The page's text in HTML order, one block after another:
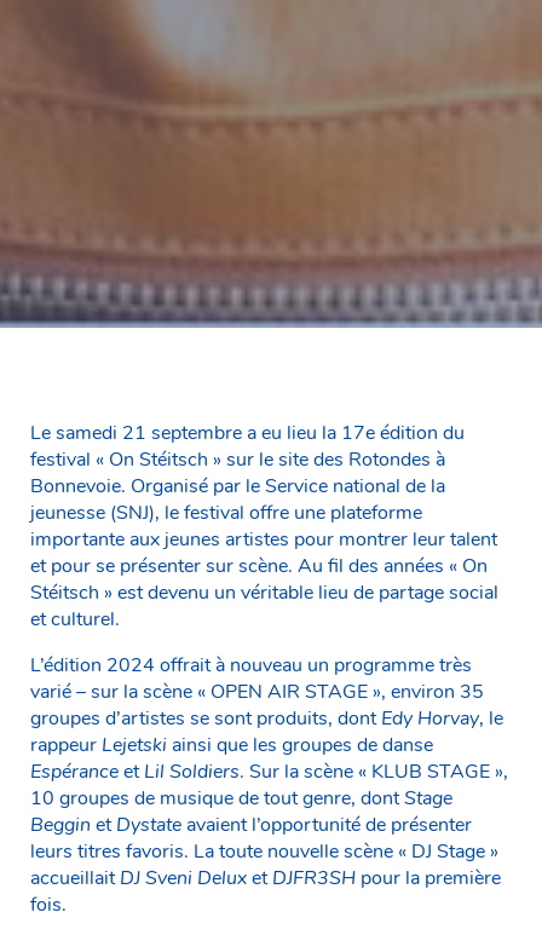
Le samedi 21 septembre a eu lieu la 17e édition du
festival « On Stéitsch » sur le site des Rotondes à
Bonnevoie. Organisé par le Service national de la
jeunesse (SNJ), le festival offre une plateforme
importante aux jeunes artistes pour montrer leur talent
et pour se présenter sur scène. Au fil des années « On
Stéitsch » est devenu un véritable lieu de partage social
et culturel.
L’édition 2024 offrait à nouveau un programme très
varié – sur la scène « OPEN AIR STAGE », environ 35
groupes d’artistes se sont produits, dontEdy Horvay, le
rappeur Lejetski ainsi que les groupes de danse
EspéranceetLil Soldiers. Sur la scène « KLUB STAGE »,
10 groupes de musique de tout genre, dontStage
Beggin etDystate avaient l’opportunité de présenter
leurs titres favoris. La toute nouvelle scène « DJ Stage »
accueillaitDJ Sveni DeluxetDJFR3SH pour la première
fois.